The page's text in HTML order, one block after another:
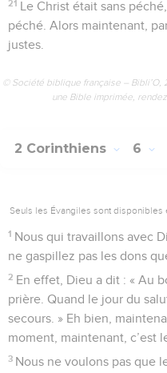
21 Le Christ était sans
péché. Alors maintenant,
justes.
© Société biblique française –
une Bible imprimée,
2 Corinthiens 6
Seuls les Évangiles sont disponibles
1 Nous qui travaillons avec
ne gaspillez pas les dons
2 En effet, Dieu a dit : « Au
prière. Quand le jour du
secours. » Eh bien,
moment, maintenant, c’est
3 Nous ne voulons pas que